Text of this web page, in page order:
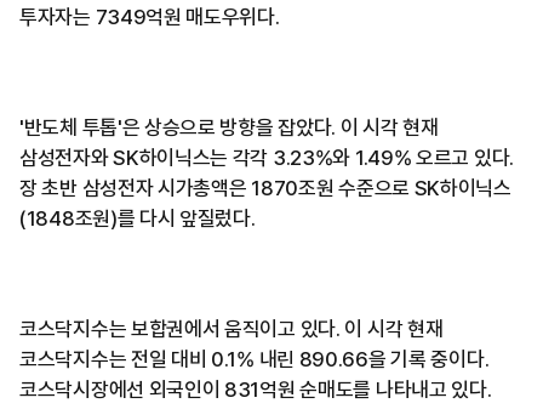
투자자는 7349억원 매도우위다.
'반도체 투톱'은 상승으로 방향을 잡았다. 이 시각 현재
삼성전자와 SK하이닉스는 각각 3.23%와 1.49% 오르고 있다.
장 초반 삼성전자 시가총액은 1870조원 수준으로 SK하이닉스
(1848조원)를 다시 앞질렀다.
코스닥지수는 보합권에서 움직이고 있다. 이 시각 현재
코스닥지수는 전일 대비 0.1% 내린 890.66을 기록 중이다.
코스닥시장에선 외국인이 831억원 순매도를 나타내고 있다.